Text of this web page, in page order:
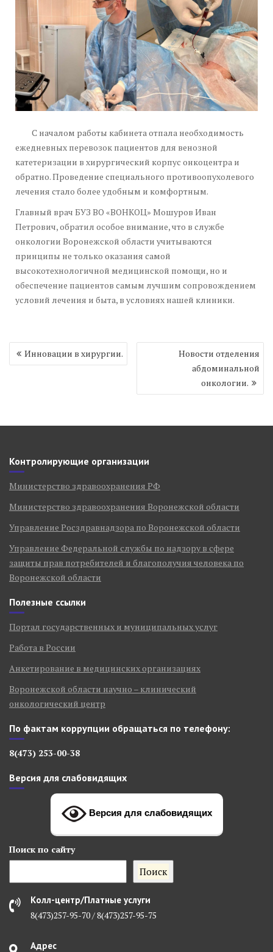
С началом работы кабинета отпала необходимость
ежедневных перевозок пациентов для венозной
катетеризации в хирургический корпус онкоцентра и
обратно. Проведение специального противоопухолевого
лечения стало более удобным и комфортным.
Главный врач БУЗ ВО «ВОНКОЦ» Мошуров Иван
Петрович, обратил особое внимание, что в службе
онкологии Воронежской области учитываются
принципы не только оказания самой
высокотехнологичной медицинской помощи, но и
обеспечение пациентов самым лучшим сопровождением
условий лечения и быта, в условиях нашей клиники.
Навигация
по
Инновации в хирургии.
Новости отделения
абдоминальной
онкологии.
Контролирующие организации
Министерство здравоохранения РФ
Министерство здравоохранения Воронежской области
Управление Росздравнадзора по Воронежской области
Управление Федеральной службы по надзору в сфере
защиты прав потребителей и благополучия человека по
Воронежской области
Полезные ссылки
Портал государственных и муниципальных услуг
Работа в России
Анкетирование в медицинских организациях
Воронежской области научно – клинический
онкологический центр
По фактам коррупции обращаться по телефону:
8(473) 253-00-38
Версия для слабовидящих
Версия для слабовидящих
Поиск по сайту
Поиск
Колл-центр/Платные услуги
8(473)257-95-70 / 8(473)257-95-75
Адрес